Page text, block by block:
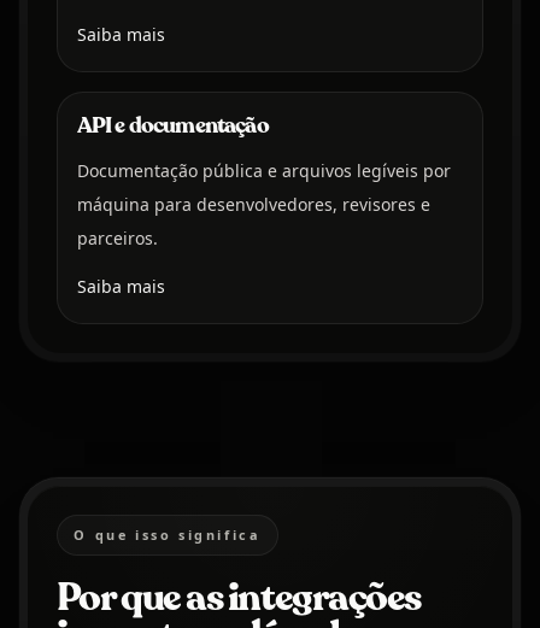
Saiba mais
API e documentação
Documentação pública e arquivos legíveis por
máquina para desenvolvedores, revisores e
parceiros.
Saiba mais
O que isso significa
Por que as integrações